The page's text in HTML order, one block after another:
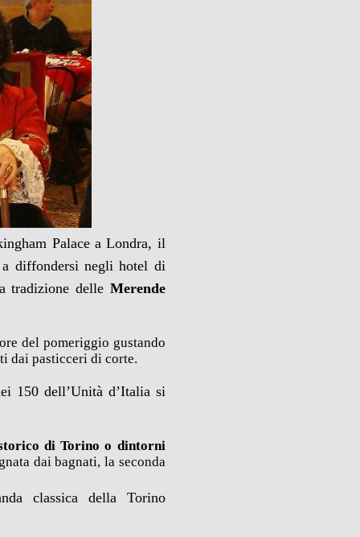
Palace a Londra, il
a diffondersi negli hotel di
tradizione delle Merende
del pomeriggio gustando
dai pasticceri di corte.
150 dell’Unità d’Italia si
di Torino o dintorni
dai bagnati, la seconda
classica della Torino